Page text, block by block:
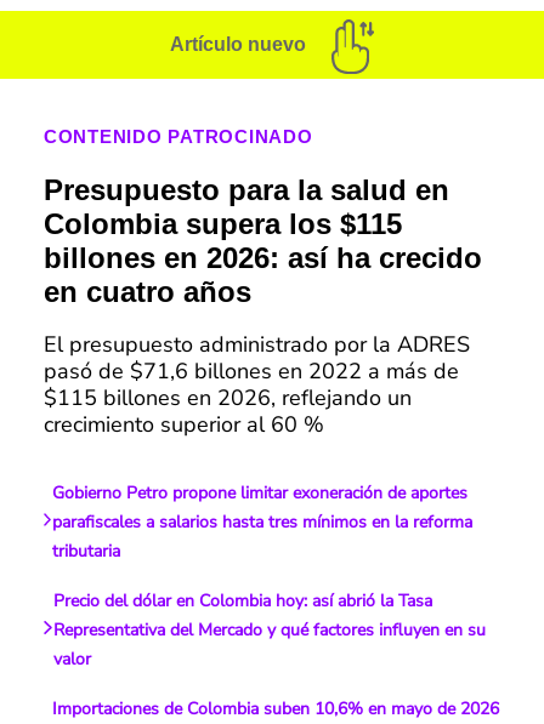
Artículo nuevo
CONTENIDO PATROCINADO
Presupuesto para la salud en
Colombia supera los $115
billones en 2026: así ha crecido
en cuatro años
El presupuesto administrado por la ADRES
pasó de $71,6 billones en 2022 a más de
$115 billones en 2026, reflejando un
crecimiento superior al 60 %
Gobierno Petro propone limitar exoneración de aportes
parafiscales a salarios hasta tres mínimos en la reforma
tributaria
Precio del dólar en Colombia hoy: así abrió la Tasa
Representativa del Mercado y qué factores influyen en su
valor
Importaciones de Colombia suben 10,6% en mayo de 2026